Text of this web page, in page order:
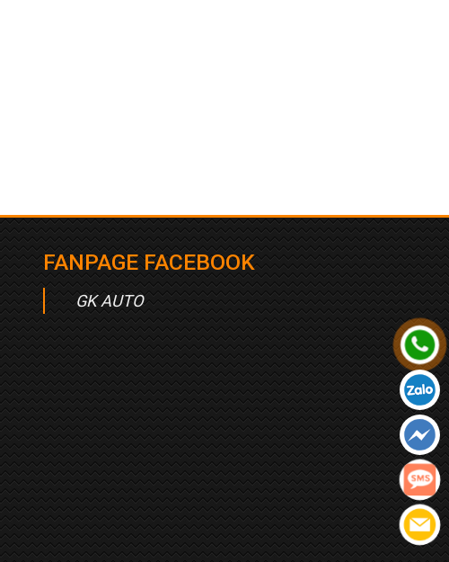
FANPAGE FACEBOOK
GK AUTO